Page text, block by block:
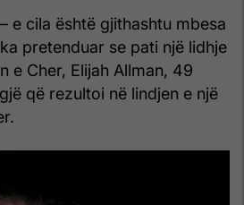
e cila është gjithashtu mbesa
pretenduar se pati një lidhje
e Cher, Elijah Allman, 49
që rezultoi në lindjen e një